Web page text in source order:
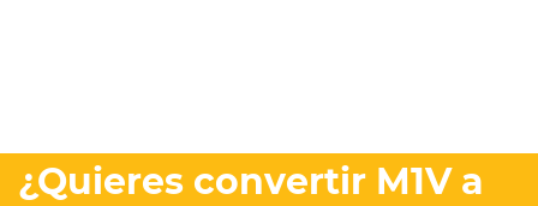
¿Quieres convertir M1V a